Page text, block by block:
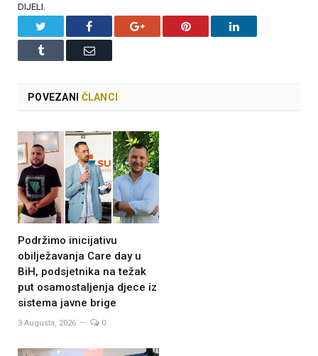
DIJELI.
Facebook Google+ Pinterest LinkedIn
Tumblr Email
POVEZANI ČLANCI
Podržimo inicijativu
obilježavanja Care day u
BiH, podsjetnika na težak
put osamostaljenja djece iz
sistema javne brige
3 Augusta, 2026 0